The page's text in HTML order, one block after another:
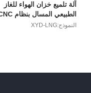
آلة تلميع خزان الهواء للغاز
الطبيعي المسال بنظام CNC
النموذج:XYD-LNG